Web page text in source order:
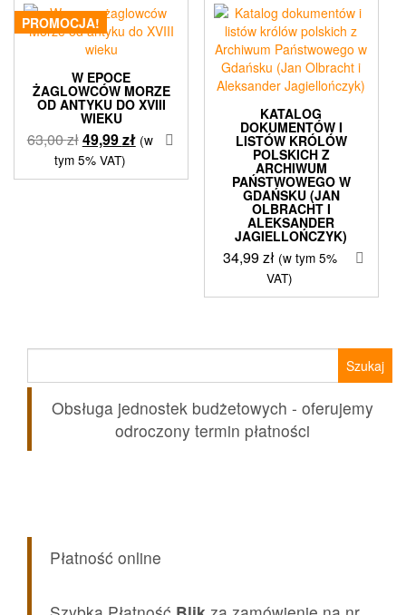
PROMOCJA!
W EPOCE
ŻAGLOWCÓW MORZE
OD ANTYKU DO XVIII
WIEKU
63,00złPierwotna
cena
wynosiła:
49,99złAktualna
wynosi:
(w
tym 5% VAT)
KATALOG
DOKUMENTÓW I
LISTÓW KRÓLÓW
POLSKICH Z
ARCHIWUM
PAŃSTWOWEGO W
GDAŃSKU (JAN
OLBRACHT I
ALEKSANDER
JAGIELLOŃCZYK)
34,99zł (w tym 5%
VAT)
Obsługa jednostek budżetowych - oferujemy
odroczony termin płatności
Płatność online